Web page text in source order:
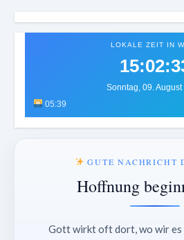
LOKALE ZEIT IN
Sonntag, 09. August
05:39
GUTE NACHRICHT
Hoffnung
Gott wirkt oft dort, wo wir es